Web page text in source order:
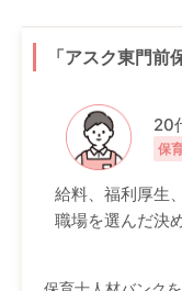
「アスク東門前
20
保
給料、福利厚生
職場を選んだ決